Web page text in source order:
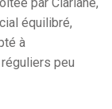
équilibré,
à
peu